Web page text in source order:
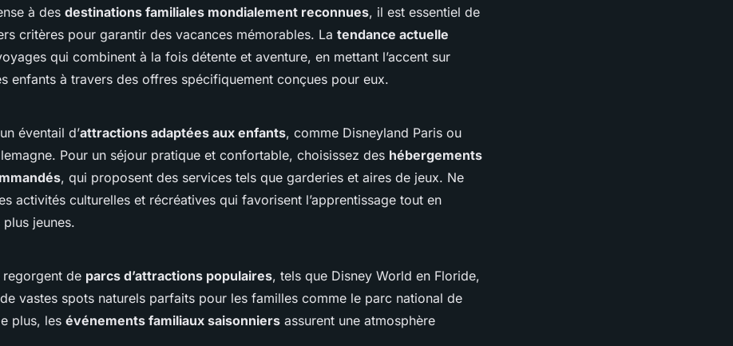
à des destinations familiales mondialement reconnues, il est essentiel de
critères pour garantir des vacances mémorables. La tendance actuelle
qui combinent à la fois détente et aventure, en mettant l’accent sur
enfants à travers des offres spécifiquement conçues pour eux.
éventail d’attractions adaptées aux enfants, comme Disneyland Paris ou
Pour un séjour pratique et confortable, choisissez des hébergements
, qui proposent des services tels que garderies et aires de jeux. Ne
activités culturelles et récréatives qui favorisent l’apprentissage tout en
jeunes.
regorgent de parcs d’attractions populaires, tels que Disney World en Floride,
vastes spots naturels parfaits pour les familles comme le parc national de
plus, les événements familiaux saisonniers assurent une atmosphère